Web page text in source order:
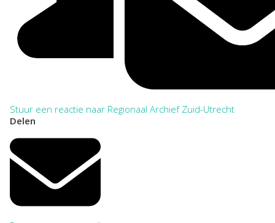
Stuur een reactie naar Regionaal Archief Zuid-Utrecht
Delen